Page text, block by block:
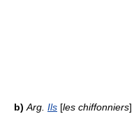
b)Arg. Ils [les chiffonniers]